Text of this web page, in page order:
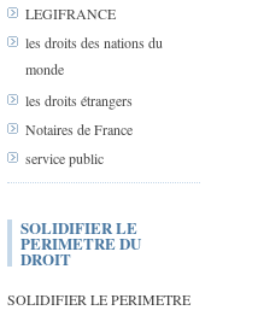
LEGIFRANCE
les droits des nations du
monde
les droits étrangers
Notaires de France
service public
SOLIDIFIER LE
PERIMETRE DU
DROIT
SOLIDIFIER LE PERIMETRE